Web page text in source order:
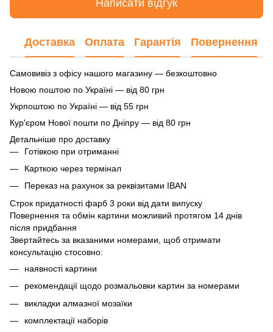
Написати відгук
Доставка Оплата Гарантія Повернення
Самовивіз з офісу нашого магазину — безкоштовно
Новою поштою по Україні — від 80 грн
Укрпоштою по Україні — від 55 грн
Кур'єром Нової пошти по Дніпру — від 80 грн
Детальніше про доставку
Готівкою при отриманні
Карткою через термінал
Переказ на рахунок за реквізитами IBAN
Строк придатності фарб 3 роки від дати випуску
Повернення та обмін картини можливий протягом 14 днів
після придбання
Звертайтесь за вказаними номерами, щоб отримати
консультацію стосовно:
наявності картини
рекомендації щодо розмальовки картин за номерами
викладки алмазної мозаїки
комплектації наборів